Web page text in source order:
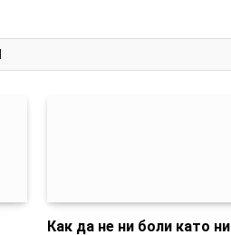
Как да не ни боли като ни